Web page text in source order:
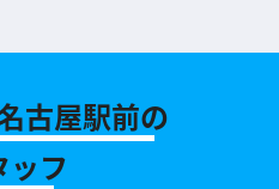
古屋駅前の
ッフ